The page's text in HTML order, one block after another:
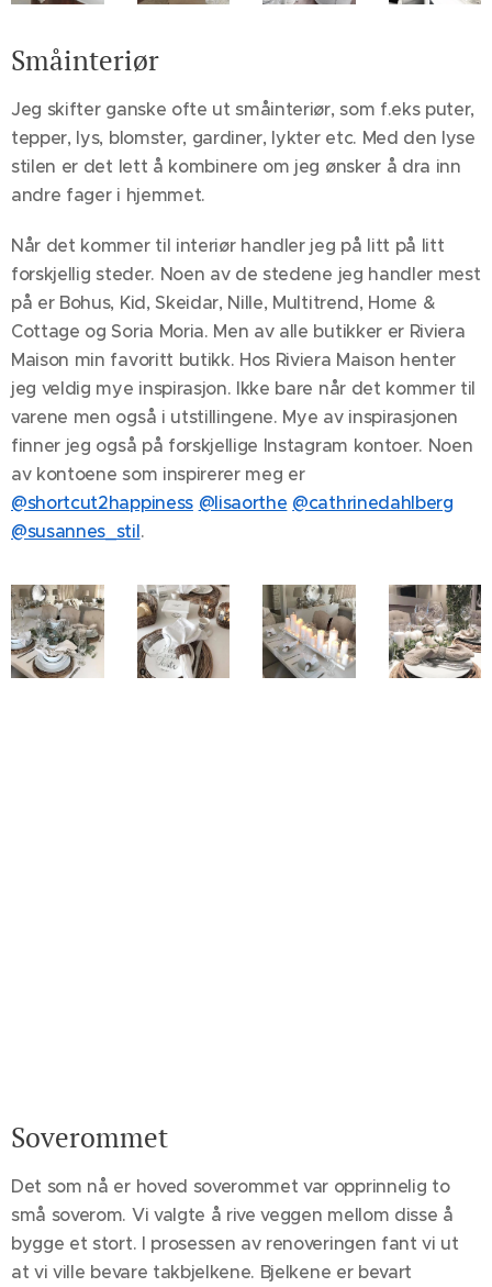
Småinteriør
Jeg skifter ganske ofte ut småinteriør, som f.eks puter,
tepper, lys, blomster, gardiner, lykter etc. Med den lyse
stilen er det lett å kombinere om jeg ønsker å dra inn
andre fager i hjemmet.
Når det kommer til interiør handler jeg på litt på litt
forskjellig steder. Noen av de stedene jeg handler mest
på er Bohus, Kid, Skeidar, Nille, Multitrend, Home &
Cottage og Soria Moria. Men av alle butikker er Riviera
Maison min favoritt butikk. Hos Riviera Maison henter
jeg veldig mye inspirasjon. Ikke bare når det kommer til
varene men også i utstillingene. Mye av inspirasjonen
finner jeg også på forskjellige Instagram kontoer. Noen
av kontoene som inspirerer meg er
@shortcut2happiness @lisaorthe @cathrinedahlberg
@susannes_stil.
Soverommet
Det som nå er hoved soverommet var opprinnelig to
små soverom. Vi valgte å rive veggen mellom disse å
bygge et stort. I prosessen av renoveringen fant vi ut
at vi ville bevare takbjelkene. Bjelkene er bevart